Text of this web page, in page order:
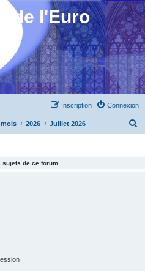
de l'Euro
Connexion
Inscription
2026 Juillet 2026
de ce forum.